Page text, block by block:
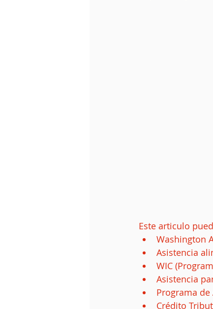
Este articulo
Washington
Asistencia
WIC
Asistencia
Programa de
Crédito